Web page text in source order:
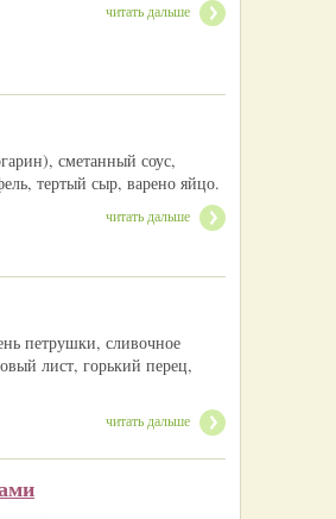
читать дальше
сметанный соус,
тертый сыр, варено яйцо.
читать дальше
петрушки, сливочное
лист, горький перец,
читать дальше